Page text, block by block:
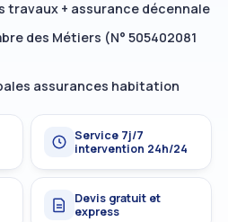
travaux + assurance décennale
des Métiers (N° 505402081
assurances habitation
Service 7j/7
intervention 24h/24
Devis gratuit et
express